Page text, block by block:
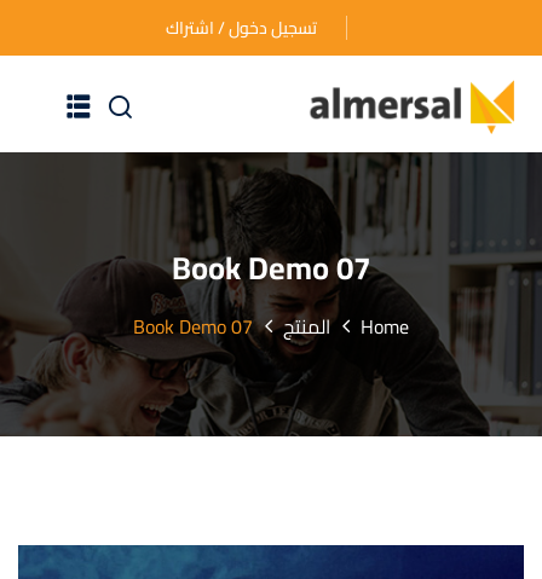
تسجيل دخول / اشتراك
الرئيسية
عن الأكاديمية
دوراتنا التدريبية
الأسئلة المتكررة
اتصل بنا
Book Demo 07
Home المنتج Book Demo 07